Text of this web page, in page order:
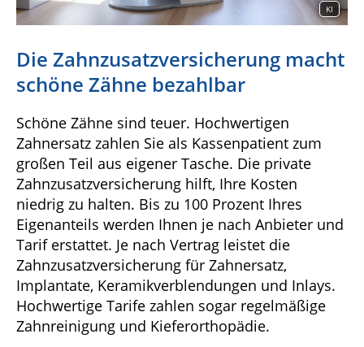
KI
Die Zahnzusatzversicherung macht
schöne Zähne bezahlbar
Schöne Zähne sind teuer. Hochwertigen
Zahnersatz zahlen Sie als Kassenpatient zum
großen Teil aus eigener Tasche. Die private
Zahnzusatzversicherung hilft, Ihre Kosten
niedrig zu halten. Bis zu 100 Prozent Ihres
Eigenanteils werden Ihnen je nach Anbieter und
Tarif erstattet. Je nach Vertrag leistet die
Zahnzusatzversicherung für Zahnersatz,
Implantate, Keramikverblendungen und Inlays.
Hochwertige Tarife zahlen sogar regelmäßige
Zahnreinigung und Kieferorthopädie.